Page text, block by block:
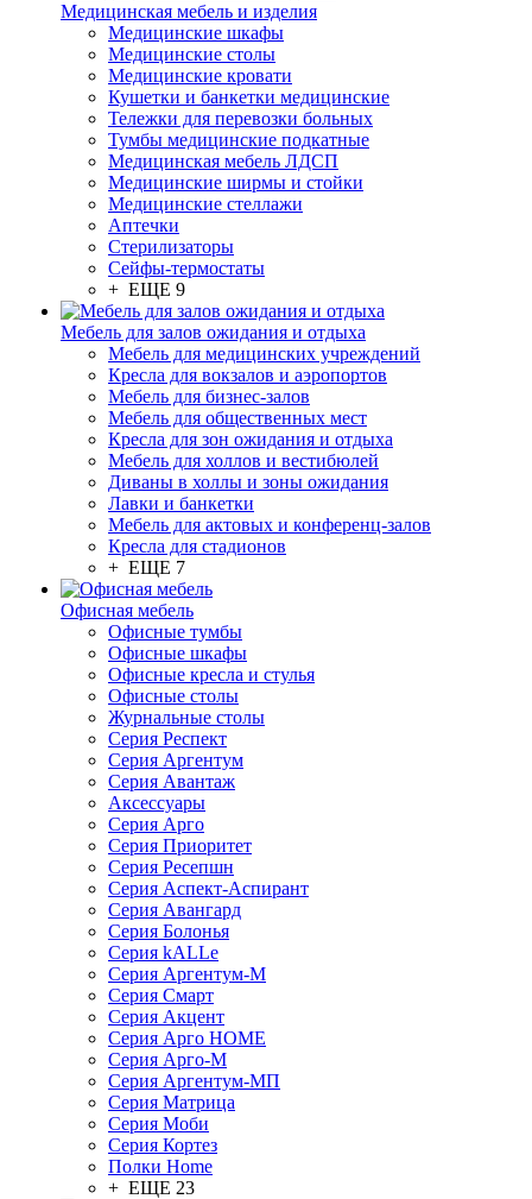
Медицинская мебель и изделия
Медицинские шкафы
Медицинские столы
Медицинские кровати
Кушетки и банкетки медицинские
Тележки для перевозки больных
Тумбы медицинские подкатные
Медицинская мебель ЛДСП
Медицинские ширмы и стойки
Медицинские стеллажи
Аптечки
Стерилизаторы
Сейфы-термостаты
+ ЕЩЕ 9
Мебель для залов ожидания и отдыха
Мебель для медицинских учреждений
Кресла для вокзалов и аэропортов
Мебель для бизнес-залов
Мебель для общественных мест
Кресла для зон ожидания и отдыха
Мебель для холлов и вестибюлей
Диваны в холлы и зоны ожидания
Лавки и банкетки
Мебель для актовых и конференц-залов
Кресла для стадионов
+ ЕЩЕ 7
Офисная мебель
Офисные тумбы
Офисные шкафы
Офисные кресла и стулья
Офисные столы
Журнальные столы
Серия Респект
Серия Аргентум
Серия Авантаж
Аксессуары
Серия Арго
Серия Приоритет
Серия Ресепшн
Серия Аспект-Аспирант
Серия Авангард
Серия Болонья
Серия kALLe
Серия Аргентум-М
Серия Смарт
Серия Акцент
Серия Арго HOME
Серия Арго-М
Серия Аргентум-МП
Серия Матрица
Серия Моби
Серия Кортез
Полки Home
+ ЕЩЕ 23